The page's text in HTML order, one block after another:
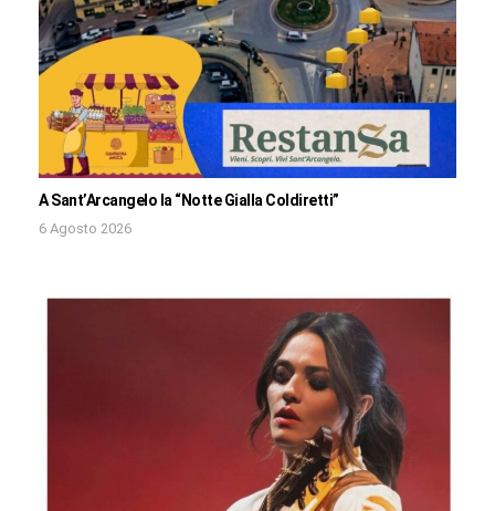
A Sant’Arcangelo la “Notte Gialla Coldiretti”
6 Agosto 2026